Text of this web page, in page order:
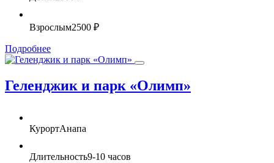
Взрослым2500 ₽
Подробнее
Геленджик и парк «Олимп»
КурортАнапа
Длительность9-10 часов